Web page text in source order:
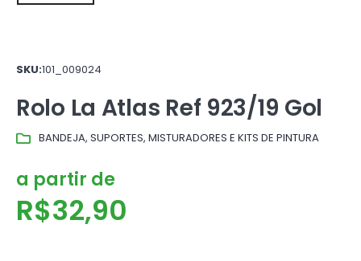
SKU:101_009024
Rolo La Atlas Ref 923/19 Gol
BANDEJA, SUPORTES, MISTURADORES E KITS DE PINTURA
a partir de
R$32,90